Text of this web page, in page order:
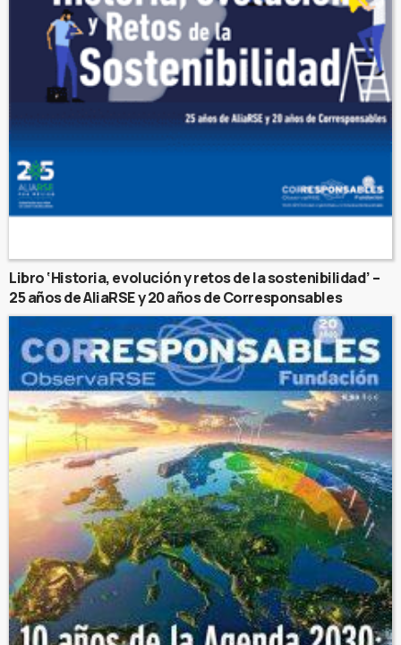
Libro ‘Historia, evolución y retos de la sostenibilidad’ –
25 años de AliaRSE y 20 años de Corresponsables